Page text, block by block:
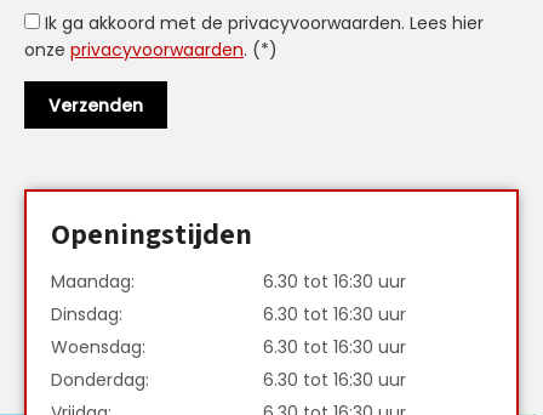
Ik ga akkoord met de privacyvoorwaarden. Lees hier
onze privacyvoorwaarden. (*)
Openingstijden
Maandag:
6.30 tot 16:30 uur
Dinsdag:
6.30 tot 16:30 uur
Woensdag:
6.30 tot 16:30 uur
Donderdag:
6.30 tot 16:30 uur